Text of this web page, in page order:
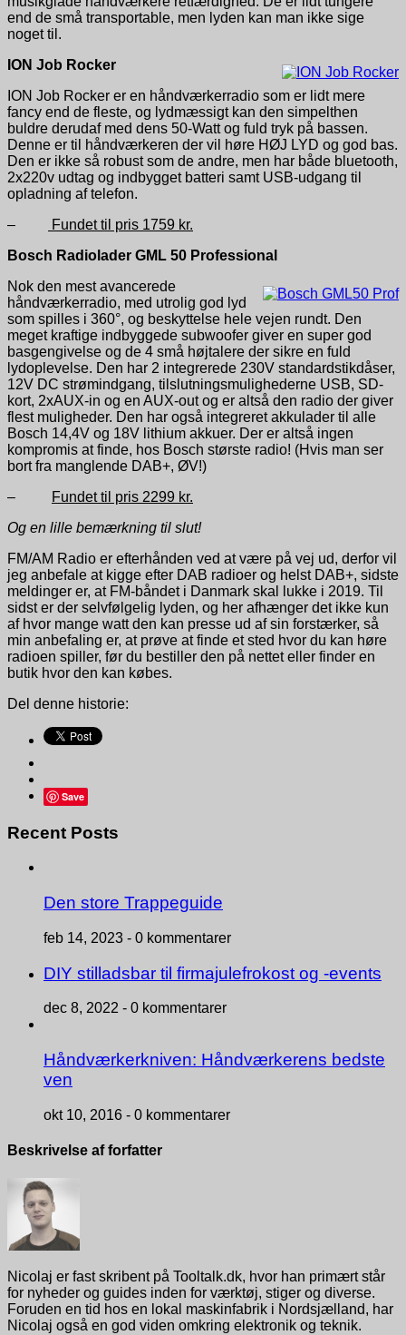
end de små transportable, men lyden kan man ikke sige
noget til.
ION Job Rocker
ION Job Rocker er en håndværkerradio som er lidt mere
fancy end de fleste, og lydmæssigt kan den simpelthen
buldre derudaf med dens 50-Watt og fuld tryk på bassen.
Denne er til håndværkeren der vil høre HØJ LYD og god bas.
Den er ikke så robust som de andre, men har både bluetooth,
2x220v udtag og indbygget batteri samt USB-udgang til
opladning af telefon.
–
Fundet til pris 1759 kr.
Bosch Radiolader GML 50 Professional
Nok den mest avancerede
håndværkerradio, med utrolig god lyd
som spilles i 360°, og beskyttelse hele vejen rundt. Den
meget kraftige indbyggede subwoofer giver en super god
basgengivelse og de 4 små højtalere der sikre en fuld
lydoplevelse. Den har 2 integrerede 230V standardstikdåser,
12V DC strømindgang, tilslutningsmulighederne USB, SD-
kort, 2xAUX-in og en AUX-out og er altså den radio der giver
flest muligheder. Den har også integreret akkulader til alle
Bosch 14,4V og 18V lithium akkuer. Der er altså ingen
kompromis at finde, hos Bosch største radio! (Hvis man ser
bort fra manglende DAB+, ØV!)
–
Fundet til pris 2299 kr.
Og en lille bemærkning til slut!
FM/AM Radio er efterhånden ved at være på vej ud, derfor vil
jeg anbefale at kigge efter DAB radioer og helst DAB+, sidste
meldinger er, at FM-båndet i Danmark skal lukke i 2019. Til
sidst er der selvfølgelig lyden, og her afhænger det ikke kun
af hvor mange watt den kan presse ud af sin forstærker, så
min anbefaling er, at prøve at finde et sted hvor du kan høre
radioen spiller, før du bestiller den på nettet eller finder en
butik hvor den kan købes.
Del denne historie:
Save
Recent Posts
Den store Trappeguide
feb 14, 2023 - 0 kommentarer
DIY stilladsbar til firmajulefrokost og -events
dec 8, 2022 - 0 kommentarer
Håndværkerkniven: Håndværkerens bedste
ven
okt 10, 2016 - 0 kommentarer
Beskrivelse af forfatter
Nicolaj er fast skribent på Tooltalk.dk, hvor han primært står
for nyheder og guides inden for værktøj, stiger og diverse.
Foruden en tid hos en lokal maskinfabrik i Nordsjælland, har
Nicolaj også en god viden omkring elektronik og teknik.